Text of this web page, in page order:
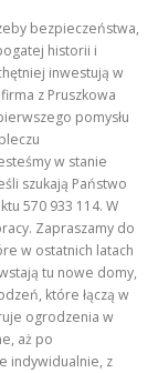
bezpieczeństwa,
historii i
inwestują w
z Pruszkowa
pomysłu
w stanie
szukają Państwo
570 933 114. W
Zapraszamy do
w ostatnich latach
tu nowe domy,
które łączą w
ogrodzenia w
aż po
indywidualnie, z